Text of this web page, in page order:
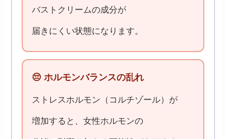
バストクリームの成分が
届きにくい状態になります。
😔 ホルモンバランスの乱れ
ストレスホルモン（コルチゾール）が
増加すると、女性ホルモンの